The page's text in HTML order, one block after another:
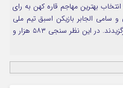
بهترین مهاجم قاره کهن به رای
الجابر بازیکن اسبق تیم ملی
عربستان، مهاجم باهوش تیم ملی کشورمان را برگزیدند. در این نظر سنجی ۵۸۳ هزار و